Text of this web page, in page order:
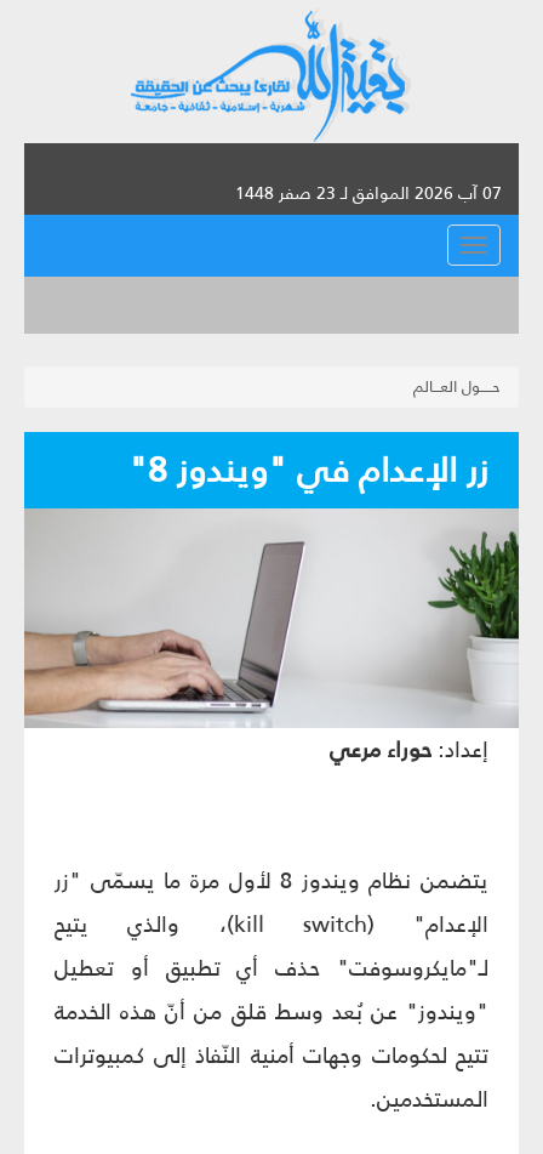
07 آب 2026 الموافق لـ 23 صفر 1448
القائمة
حـــــول العـــالم
زر الإعدام في "ويندوز 8"
إعداد: حوراء مرعي
يتضمن نظام ويندوز 8 لأول مرة ما يسمّى "زر
الإعدام" (kill switch)، والذي يتيح
لـ"مايكروسوفت" حذف أي تطبيق أو تعطيل
"ويندوز" عن بُعد وسط قلق من أنّ هذه الخدمة
تتيح لحكومات وجهات أمنية النّفاذ إلى كمبيوترات
المستخدمين.